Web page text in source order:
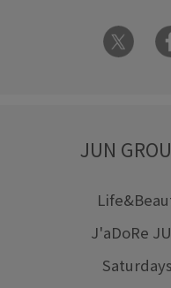
JUN
J'aDoRe